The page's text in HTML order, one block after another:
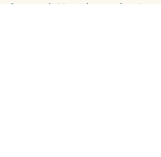
2 groupes draisiennes le mercredi matin